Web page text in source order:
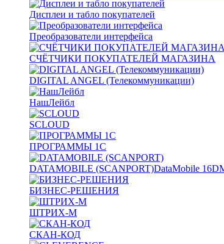
Дисплеи и табло покупателей
Преобразователи интерфейса
СЧЁТЧИКИ ПОКУПАТЕЛЕЙ МАГАЗИНА
DIGITAL ANGEL (Телекоммуникации)
НашЛейбл
SCLOUD
ПРОГРАММЫ 1С
DATAMOBILE (SCANPORT)DataMobile 16
БИЗНЕС-РЕШЕНИЯ
ШТРИХ-М
СКАН-КОД